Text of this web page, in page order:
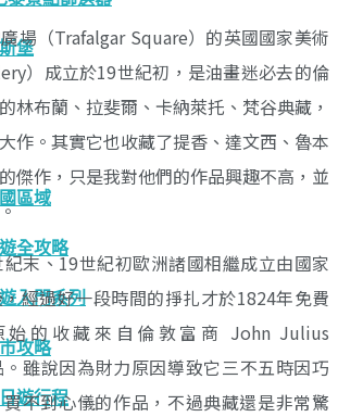
堡
區域
全攻略
入門系列
攻略
遊行程
場（Trafalgar Square）的英國國家美術
）成立於19世紀初，是油畫迷必去的倫
林布蘭、拉斐爾、卡納萊托、梵谷典藏，
作。其實它也收藏了提香、達文西、魯本
傑作，只是我對他們的作品興趣不高，並
末、19世紀初歐洲諸國相繼成立由國家
經過好一段時間的掙扎才於1824年免費
的收藏來自倫敦富商 John Julius
雖說因為財力原因導致它三不五時因巧
不到心儀的作品，不過典藏還是非常驚